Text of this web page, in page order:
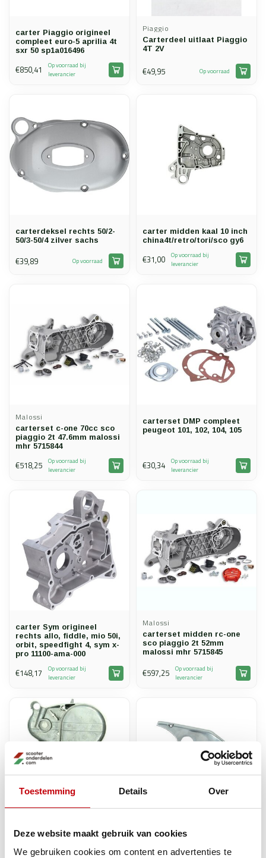
Toestemming Details Over
Deze website maakt gebruik van cookies
We gebruiken cookies om content en advertenties te
carter Piaggio origineel
compleet euro-5 aprilia 4t
sxr 50 sp1a016496
€850,41
Op voorraad bij
leverancier
Piaggio
Carterdeel uitlaat Piaggio
4T 2V
€49,95 Op voorraad
carterdeksel rechts 50/2-
50/3-50/4 zilver sachs
€39,89 Op voorraad
carter midden kaal 10 inch
china4t/retro/tori/sco gy6
€31,00
Op voorraad bij
leverancier
Malossi
carterset c-one 70cc sco
piaggio 2t 47.6mm malossi
mhr 5715844
€518,25
Op voorraad bij
leverancier
carterset DMP compleet
peugeot 101, 102, 104, 105
€30,34
Op voorraad bij
leverancier
carter Sym origineel
rechts allo, fiddle, mio 50i,
orbit, speedfight 4, sym x-
pro 11100-ama-000
€148,17
Op voorraad bij
leverancier
Malossi
carterset midden rc-one
sco piaggio 2t 52mm
malossi mhr 5715845
€597,25
Op voorraad bij
leverancier
Sachs
luchtgekoeld hercules/
Puch
– Puch